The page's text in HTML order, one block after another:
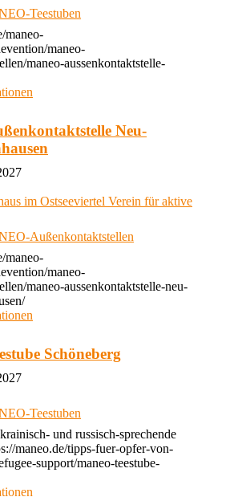
Teestuben
maneo-
maneo-
maneo-aussenkontaktstelle-
Neu-
im Ostseeviertel Verein für aktive
Außenkontaktstellen
maneo-
maneo-
maneo-aussenkontaktstelle-neu-
Schöneberg
Teestuben
und russisch-sprechende
maneo.de/tipps-fuer-opfer-von-
support/maneo-teestube-